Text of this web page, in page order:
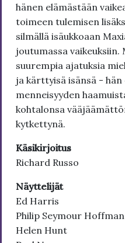
hänen elämästään
toimeen tulemisen
silmällä isäukkoaan
joutumassa
suurempia ajatuksia
ja kärttyisä isänsä -
menneisyyden
kohtalonsa
kytkettynä.
Käsikirjoitus
Richard Russo
Näyttelijät
Ed Harris
Philip Seymour Hoffman
Helen Hunt